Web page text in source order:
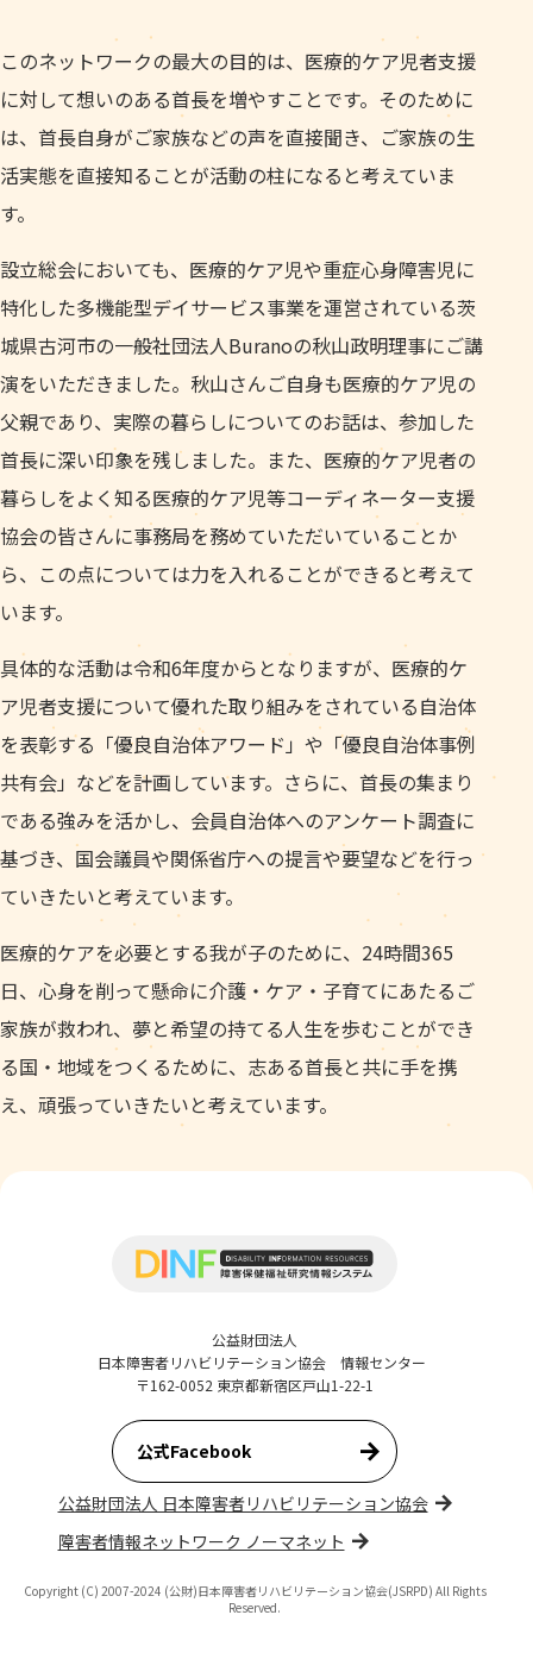
このネットワークの最大の目的は、医療的ケア児者支援
に対して想いのある首長を増やすことです。そのために
は、首長自身がご家族などの声を直接聞き、ご家族の生
活実態を直接知ることが活動の柱になると考えていま
す。
設立総会においても、医療的ケア児や重症心身障害児に
特化した多機能型デイサービス事業を運営されている茨
城県古河市の一般社団法人Buranoの秋山政明理事にご講
演をいただきました。秋山さんご自身も医療的ケア児の
父親であり、実際の暮らしについてのお話は、参加した
首長に深い印象を残しました。また、医療的ケア児者の
暮らしをよく知る医療的ケア児等コーディネーター支援
協会の皆さんに事務局を務めていただいていることか
ら、この点については力を入れることができると考えて
います。
具体的な活動は令和6年度からとなりますが、医療的ケ
ア児者支援について優れた取り組みをされている自治体
を表彰する「優良自治体アワード」や「優良自治体事例
共有会」などを計画しています。さらに、首長の集まり
である強みを活かし、会員自治体へのアンケート調査に
基づき、国会議員や関係省庁への提言や要望などを行っ
ていきたいと考えています。
医療的ケアを必要とする我が子のために、24時間365
日、心身を削って懸命に介護・ケア・子育てにあたるご
家族が救われ、夢と希望の持てる人生を歩むことができ
る国・地域をつくるために、志ある首長と共に手を携
え、頑張っていきたいと考えています。
公益財団法人
日本障害者リハビリテーション協会 情報センター
〒162-0052 東京都新宿区戸山1-22-1
公式Facebook
公益財団法人 日本障害者リハビリテーション協会
障害者情報ネットワーク ノーマネット
Copyright (C) 2007-2024 (公財)日本障害者リハビリテーション協会(JSRPD) All Rights
Reserved.